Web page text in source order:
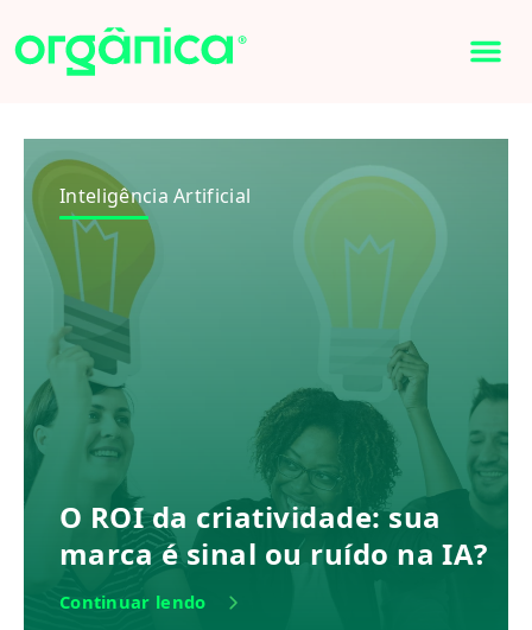
Inteligência Artificial
O ROI da criatividade: sua
marca é sinal ou ruído na IA?
Continuar lendo